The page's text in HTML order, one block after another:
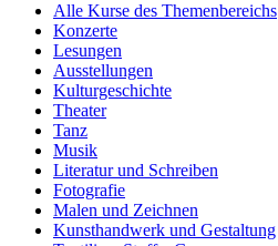
Alle Kurse des Themenbereichs
Konzerte
Lesungen
Ausstellungen
Kulturgeschichte
Theater
Tanz
Musik
Literatur und Schreiben
Fotografie
Malen und Zeichnen
Kunsthandwerk und Gestaltung